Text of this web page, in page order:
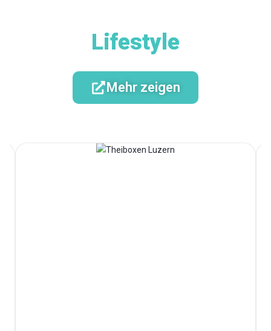
Lifestyle
Mehr zeigen